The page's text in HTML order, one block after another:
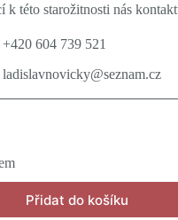
k této starožitnosti nás
+420 604 739 521
ladislavnovicky@seznam.cz
Přidat do košíku